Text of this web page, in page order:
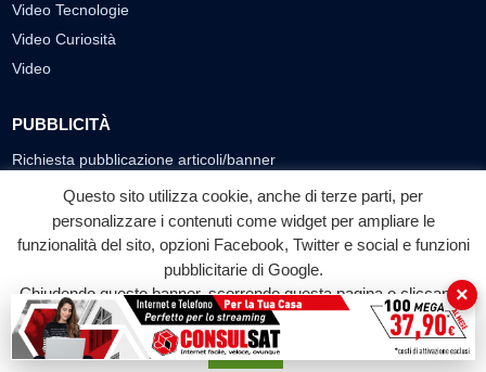
Video Tecnologie
Video Curiosità
Video
PUBBLICITÀ
Richiesta pubblicazione articoli/banner
SEGUICI SUI SOCIAL
f
Facebook
◎ ▶
YouTube
© 2026 LABTV - Tutti i diritti riservati
Questo sito utilizza cookie, anche di terze parti, per
personalizzare i contenuti come widget per ampliare le
funzionalità del sito, opzioni Facebook, Twitter e social e funzioni
pubblicitarie di Google.
Chiudendo questo banner, scorrendo questa pagina o cliccando
su qualunque suo elemento acconsenti all'uso dei cookie.
Accetta
×